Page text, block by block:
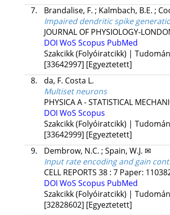
7.
Brandalise, F. ; Kalmbach, B.E. ;
Impaired dendritic spike
JOURNAL OF PHYSIOLOGY-
DOI WoS Scopus PubMed
Szakcikk (Folyóiratcikk) |
[33642997] [Egyeztetett]
8.
da, F. Costa L.
Multiset neurons
PHYSICA A - STATISTICAL
DOI WoS Scopus
Szakcikk (Folyóiratcikk) |
[33642999] [Egyeztetett]
9.
Dembrow, N.C. ; Spain, W.J. ✉
Input rate encoding and gain
CELL REPORTS 38: 7 Paper:
DOI WoS Scopus PubMed
Szakcikk (Folyóiratcikk) |
[32828602] [Egyeztetett]